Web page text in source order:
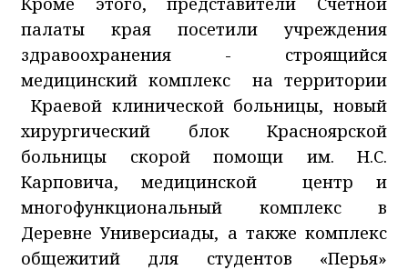
палаты края посетили учреждения
здравоохранения - строящийся
медицинский комплекс на территории
Краевой клинической больницы, новый
хирургический блок Красноярской
больницы скорой помощи им. Н.С.
Карповича, медицинской центр и
многофункциональный комплекс в
Деревне Универсиады, а также комплекс
общежитий для студентов «Перья»